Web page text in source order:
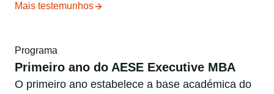
Mais testemunhos
Programa
Primeiro ano do AESE Executive MBA
O primeiro ano estabelece a base académica do